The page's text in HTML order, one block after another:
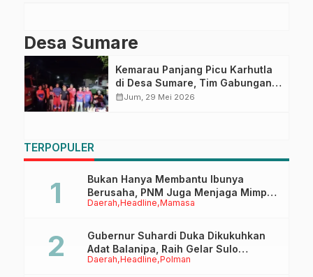
Desa Sumare
Kemarau Panjang Picu Karhutla
di Desa Sumare, Tim Gabungan
Berjibaku Padamkan Api Selama
calendar_monthJum, 29 Mei 2026
TERPOPULER
Daerah Headline Mamasa
Bukan Hanya Membantu Ibunya
Berusaha, PNM Juga Menjaga Mimpi
Anaknya Untuk Menggapai Cita-Cita
Daerah Headline Polman
Gubernur Suhardi Duka Dikukuhkan
Adat Balanipa, Raih Gelar Sulo
Tappidena